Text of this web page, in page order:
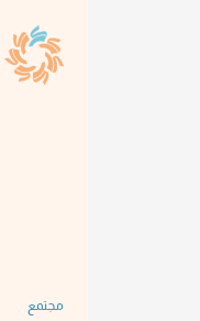
مجتمع